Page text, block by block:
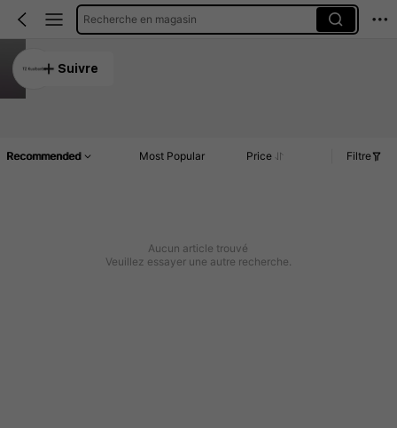
Recherche en magasin
Suivre
Recommended Most Popular Price Filtre
Aucun article trouvé
Veuillez essayer une autre recherche.